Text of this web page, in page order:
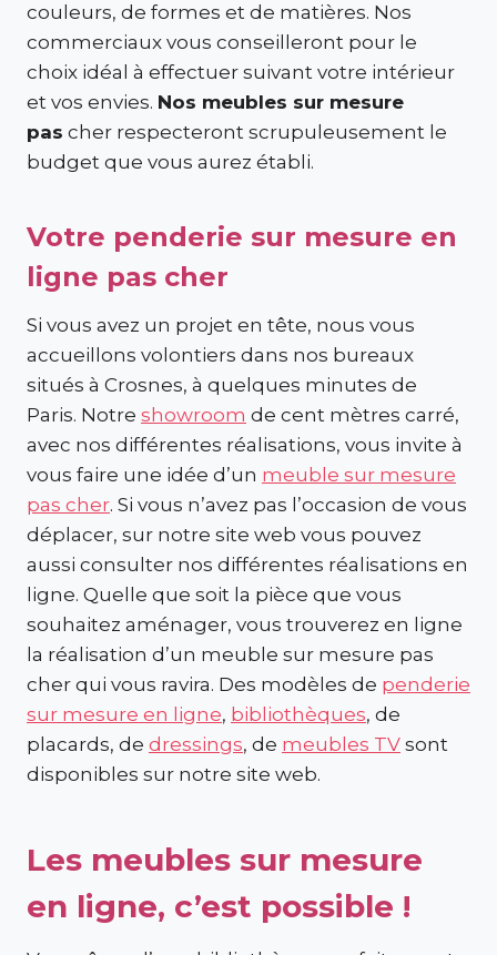
couleurs, de formes et de matières. Nos
commerciaux vous conseilleront pour le
choix idéal à effectuer suivant votre intérieur
et vos envies. Nos meubles sur mesure
pas cher respecteront scrupuleusement le
budget que vous aurez établi.
Votre penderie sur mesure en
ligne pas cher
Si vous avez un projet en tête, nous vous
accueillons volontiers dans nos bureaux
situés à Crosnes, à quelques minutes de
Paris. Notre showroom de cent mètres carré,
avec nos différentes réalisations, vous invite à
vous faire une idée d’un meuble sur mesure
pas cher. Si vous n’avez pas l’occasion de vous
déplacer, sur notre site web vous pouvez
aussi consulter nos différentes réalisations en
ligne. Quelle que soit la pièce que vous
souhaitez aménager, vous trouverez en ligne
la réalisation d’un meuble sur mesure pas
cher qui vous ravira. Des modèles de penderie
sur mesure en ligne, bibliothèques, de
placards, de dressings, de meubles TV sont
disponibles sur notre site web.
Les meubles sur mesure
en ligne, c’est possible !